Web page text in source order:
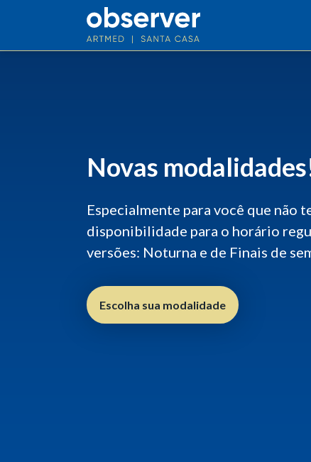
Novas
Especialmente para você que não
disponibilidade para o horário
versões: Noturna e de Finais de
Escolha sua modalidade